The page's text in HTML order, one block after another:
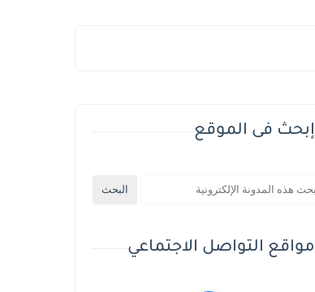
إبحث فى الموقع
مواقع التواصل الاجتماعي